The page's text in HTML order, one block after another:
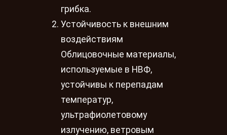
грибка.
Устойчивость к внешним
воздействиям
Облицовочные материалы,
используемые в НВФ,
устойчивы к перепадам
температур,
ультрафиолетовому
излучению, ветровым